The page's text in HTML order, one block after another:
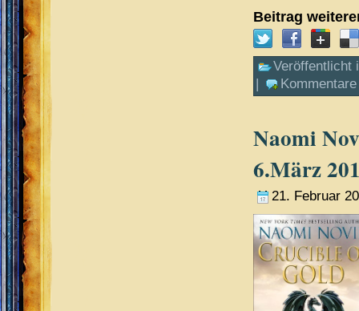
Beitrag
Veröffentlicht
Naomi
6.März
21. Februar